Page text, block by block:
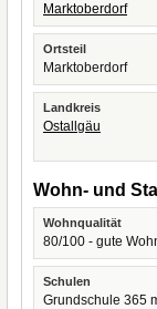
Marktoberdorf
Ortsteil
Marktoberdorf
Landkreis
Ostallgäu
Wohn- und
Wohnqualität
80/100 - gute
Schulen
Grundschule 365